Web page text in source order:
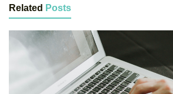
Related Posts